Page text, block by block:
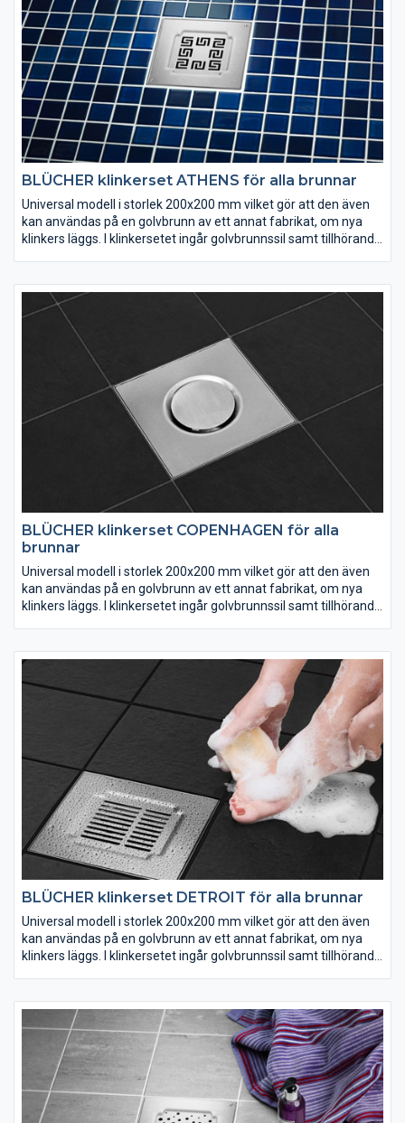
nya möjligheter att använda riktigt stora klinkerplattor. Design
TOKYO levereras tomt och fylls sedan med samma
klinkerplattor som läggs på golvet, för en diskret
avloppslösning.
BLÜCHER klinkerset ATHENS för alla brunnar
Universal modell i storlek 200x200 mm vilket gör att den även
kan användas på en golvbrunn av ett annat fabrikat, om nya
klinkers läggs. I klinkersetet ingår golvbrunnssil samt tillhörande
sorters design.
BLÜCHER klinkerset COPENHAGEN för alla
brunnar
Universal modell i storlek 200x200 mm vilket gör att den även
kan användas på en golvbrunn av ett annat fabrikat, om nya
klinkers läggs. I klinkersetet ingår golvbrunnssil samt tillhörande
sorters design.
BLÜCHER klinkerset DETROIT för alla brunnar
Universal modell i storlek 200x200 mm vilket gör att den även
kan användas på en golvbrunn av ett annat fabrikat, om nya
klinkers läggs. I klinkersetet ingår golvbrunnssil samt tillhörande
sorters design.